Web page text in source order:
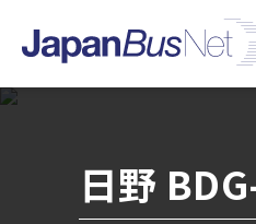
日野